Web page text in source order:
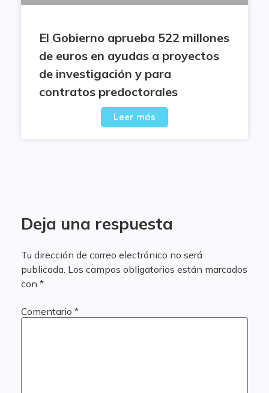
El Gobierno aprueba 522 millones
de euros en ayudas a proyectos
de investigación y para
contratos predoctorales
Leer más
Deja una respuesta
Tu dirección de correo electrónico no será
publicada. Los campos obligatorios están marcados
con *
Comentario *